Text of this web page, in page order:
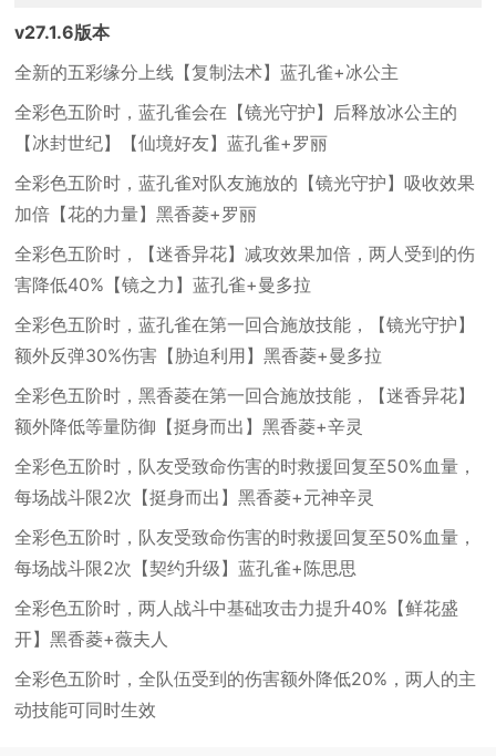
v27.1.6版本
全新的五彩缘分上线【复制法术】蓝孔雀+冰公主
全彩色五阶时，蓝孔雀会在【镜光守护】后释放冰公主的
【冰封世纪】【仙境好友】蓝孔雀+罗丽
全彩色五阶时，蓝孔雀对队友施放的【镜光守护】吸收效果
加倍【花的力量】黑香菱+罗丽
全彩色五阶时，【迷香异花】减攻效果加倍，两人受到的伤
害降低40%【镜之力】蓝孔雀+曼多拉
全彩色五阶时，蓝孔雀在第一回合施放技能，【镜光守护】
额外反弹30%伤害【胁迫利用】黑香菱+曼多拉
全彩色五阶时，黑香菱在第一回合施放技能，【迷香异花】
额外降低等量防御【挺身而出】黑香菱+辛灵
全彩色五阶时，队友受致命伤害的时救援回复至50%血量，
每场战斗限2次【挺身而出】黑香菱+元神辛灵
全彩色五阶时，队友受致命伤害的时救援回复至50%血量，
每场战斗限2次【契约升级】蓝孔雀+陈思思
全彩色五阶时，两人战斗中基础攻击力提升40%【鲜花盛
开】黑香菱+薇夫人
全彩色五阶时，全队伍受到的伤害额外降低20%，两人的主
动技能可同时生效